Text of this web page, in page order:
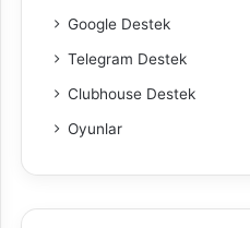
Google Destek
Telegram Destek
Clubhouse Destek
Oyunlar